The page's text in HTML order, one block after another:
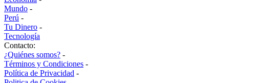
Mundo -
Perú -
Tu Dinero -
Tecnología
Contacto:
¿Quiénes somos? -
Términos y Condiciones -
Política de Privacidad -